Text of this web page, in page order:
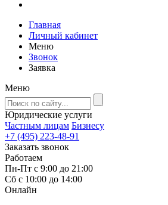
Главная
Личный кабинет
Меню
Звонок
Заявка
Меню
Юридические услуги
Частным лицам Бизнесу
+7 (495) 223-48-91
Заказать звонок
Работаем
Пн-Пт с 9:00 до 21:00
Сб с 10:00 до 14:00
Онлайн